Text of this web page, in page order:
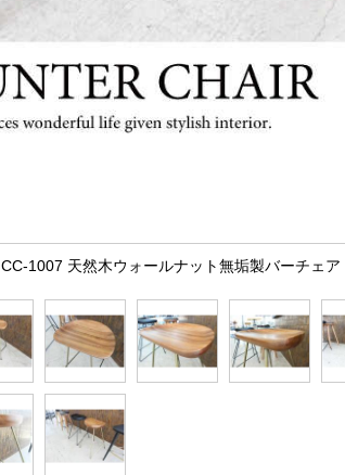
CC-1007 天然木ウォールナット無垢製バーチェア